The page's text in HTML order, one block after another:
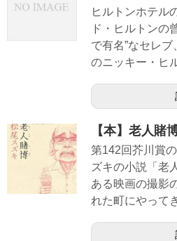
ヒルトンホテル
ド・ヒルトンの
で有名”なセレ
のニッキー・ヒ
【本】老人賭
第142回芥川賞
ズキの小説「老
ある映画の撮影
れた町にやって